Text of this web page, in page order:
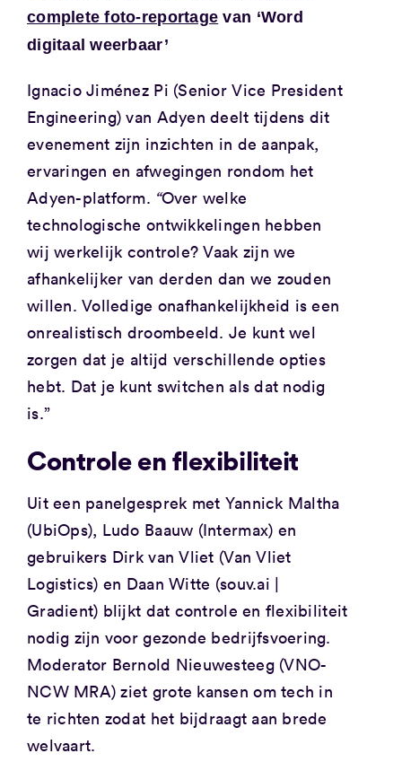
complete foto-reportage van ‘Word
digitaal weerbaar’
Ignacio Jiménez Pi (Senior Vice President
Engineering) van Adyen deelt tijdens dit
evenement zijn inzichten in de aanpak,
ervaringen en afwegingen rondom het
Adyen-platform. “Over welke
technologische ontwikkelingen hebben
wij werkelijk controle? Vaak zijn we
afhankelijker van derden dan we zouden
willen. Volledige onafhankelijkheid is een
onrealistisch droombeeld. Je kunt wel
zorgen dat je altijd verschillende opties
hebt. Dat je kunt switchen als dat nodig
is.”
Controle en flexibiliteit
Uit een panelgesprek met Yannick Maltha
(UbiOps), Ludo Baauw (Intermax) en
gebruikers Dirk van Vliet (Van Vliet
Logistics) en Daan Witte (souv.ai |
Gradient) blijkt dat controle en flexibiliteit
nodig zijn voor gezonde bedrijfsvoering.
Moderator Bernold Nieuwesteeg (VNO-
NCW MRA) ziet grote kansen om tech in
te richten zodat het bijdraagt aan brede
welvaart.